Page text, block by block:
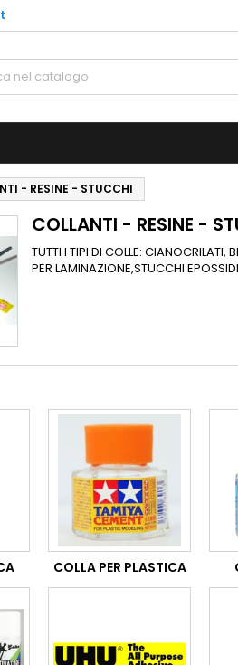
- RESINE - STUCCHI
COLLANTI - RESINE -
TUTTI I TIPI DI COLLE: CIANOCRILATI,
PER LAMINAZIONE,STUCCHI
COLLA PER PLASTICA
di desideri
lista
dei desideri
Annulla
l'accesso per salvare dei